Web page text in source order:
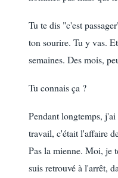
Tu te dis "c'est
ton sourire. Tu y vas.
semaines. Des mois,
Tu connais ça ?
Pendant longtemps,
travail, c'était l'affaire
Pas la mienne. Moi, je
suis retrouvé à l'arrêt,